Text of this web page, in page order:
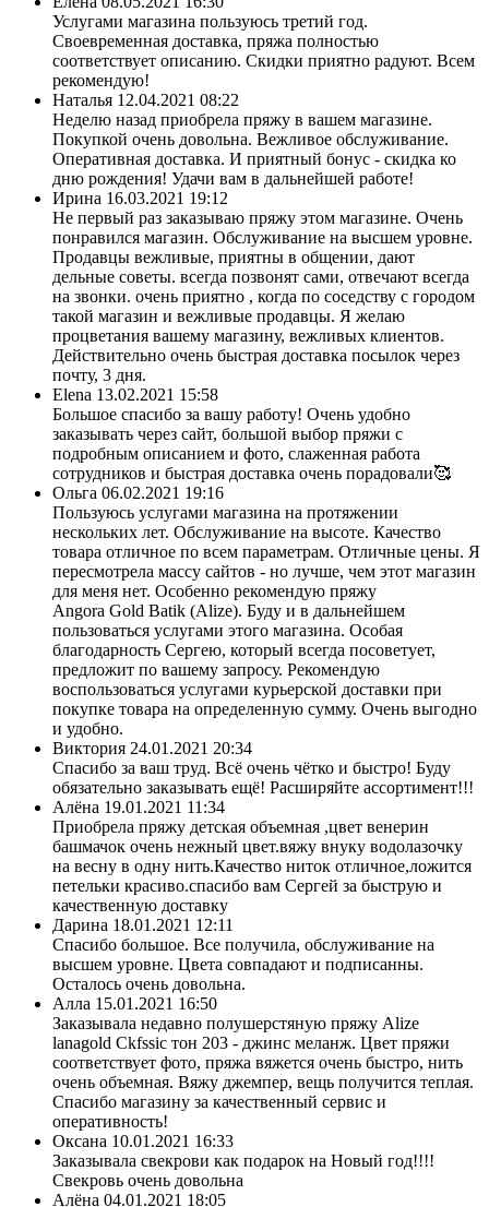
Услугами магазина пользуюсь третий год.
Своевременная доставка, пряжа полностью
соответствует описанию. Скидки приятно радуют. Всем
рекомендую!
Наталья 12.04.2021 08:22
Неделю назад приобрела пряжу в вашем магазине.
Покупкой очень довольна. Вежливое обслуживание.
Оперативная доставка. И приятный бонус - скидка ко
дню рождения! Удачи вам в дальнейшей работе!
Ирина 16.03.2021 19:12
Не первый раз заказываю пряжу этом магазине. Очень
понравился магазин. Обслуживание на высшем уровне.
Продавцы вежливые, приятны в общении, дают
дельные советы. всегда позвонят сами, отвечают всегда
на звонки. очень приятно , когда по соседству с городом
такой магазин и вежливые продавцы. Я желаю
процветания вашему магазину, вежливых клиентов.
Действительно очень быстрая доставка посылок через
почту, 3 дня.
Elena 13.02.2021 15:58
Большое спасибо за вашу работу! Очень удобно
заказывать через сайт, большой выбор пряжи с
подробным описанием и фото, слаженная работа
сотрудников и быстрая доставка очень порадовали🥰
Ольга 06.02.2021 19:16
Пользуюсь услугами магазина на протяжении
нескольких лет. Обслуживание на высоте. Качество
товара отличное по всем параметрам. Отличные цены. Я
пересмотрела массу сайтов - но лучше, чем этот магазин
для меня нет. Особенно рекомендую пряжу
Angora Gold Batik (Alize). Буду и в дальнейшем
пользоваться услугами этого магазина. Особая
благодарность Сергею, который всегда посоветует,
предложит по вашему запросу. Рекомендую
воспользоваться услугами курьерской доставки при
покупке товара на определенную сумму. Очень выгодно
и удобно.
Виктория 24.01.2021 20:34
Спасибо за ваш труд. Всё очень чётко и быстро! Буду
обязательно заказывать ещё! Расширяйте ассортимент!!!
Алёна 19.01.2021 11:34
Приобрела пряжу детская объемная ,цвет венерин
башмачок очень нежный цвет.вяжу внуку водолазочку
на весну в одну нить.Качество ниток отличное,ложится
петельки красиво.спасибо вам Сергей за быструю и
качественную доставку
Дарина 18.01.2021 12:11
Спасибо большое. Все получила, обслуживание на
высшем уровне. Цвета совпадают и подписанны.
Осталось очень довольна.
Алла 15.01.2021 16:50
Заказывала недавно полушерстяную пряжу Alize
lanagold Ckfssic тон 203 - джинс меланж. Цвет пряжи
соответствует фото, пряжа вяжется очень быстро, нить
очень объемная. Вяжу джемпер, вещь получится теплая.
Спасибо магазину за качественный сервис и
оперативность!
Оксана 10.01.2021 16:33
Заказывала свекрови как подарок на Новый год!!!!
Свекровь очень довольна
Алёна 04.01.2021 18:05